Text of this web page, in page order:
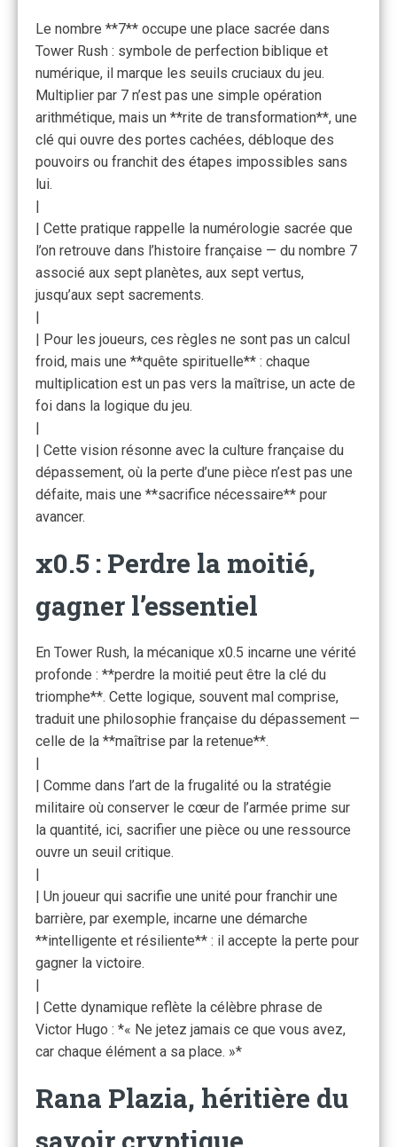
Le nombre **7** occupe une place sacrée dans
Tower Rush : symbole de perfection biblique et
numérique, il marque les seuils cruciaux du jeu.
Multiplier par 7 n’est pas une simple opération
arithmétique, mais un **rite de transformation**, une
clé qui ouvre des portes cachées, débloque des
pouvoirs ou franchit des étapes impossibles sans
lui.
|
| Cette pratique rappelle la numérologie sacrée que
l’on retrouve dans l’histoire française — du nombre 7
associé aux sept planètes, aux sept vertus,
jusqu’aux sept sacrements.
|
| Pour les joueurs, ces règles ne sont pas un calcul
froid, mais une **quête spirituelle** : chaque
multiplication est un pas vers la maîtrise, un acte de
foi dans la logique du jeu.
|
| Cette vision résonne avec la culture française du
dépassement, où la perte d’une pièce n’est pas une
défaite, mais une **sacrifice nécessaire** pour
avancer.
x0.5 : Perdre la moitié,
gagner l’essentiel
En Tower Rush, la mécanique x0.5 incarne une vérité
profonde : **perdre la moitié peut être la clé du
triomphe**. Cette logique, souvent mal comprise,
traduit une philosophie française du dépassement —
celle de la **maîtrise par la retenue**.
|
| Comme dans l’art de la frugalité ou la stratégie
militaire où conserver le cœur de l’armée prime sur
la quantité, ici, sacrifier une pièce ou une ressource
ouvre un seuil critique.
|
| Un joueur qui sacrifie une unité pour franchir une
barrière, par exemple, incarne une démarche
**intelligente et résiliente** : il accepte la perte pour
gagner la victoire.
|
| Cette dynamique reflète la célèbre phrase de
Victor Hugo : *« Ne jetez jamais ce que vous avez,
car chaque élément a sa place. »*
Rana Plazia, héritière du
savoir cryptique